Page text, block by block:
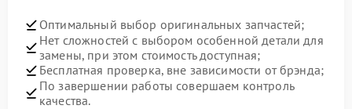
Оптимальный выбор оригинальных запчастей;
Нет сложностей с выбором особенной детали для
замены, при этом стоимость доступная;
Бесплатная проверка, вне зависимости от брэнда;
По завершении работы совершаем контроль
качества.